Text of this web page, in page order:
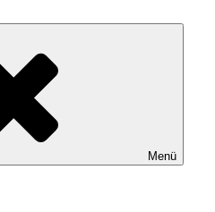
Menü